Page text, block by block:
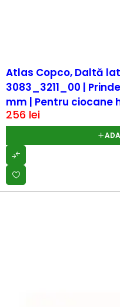
Atlas Copco, Daltă
3083_3211_00 |
mm | Pentru ciocane
256 lei